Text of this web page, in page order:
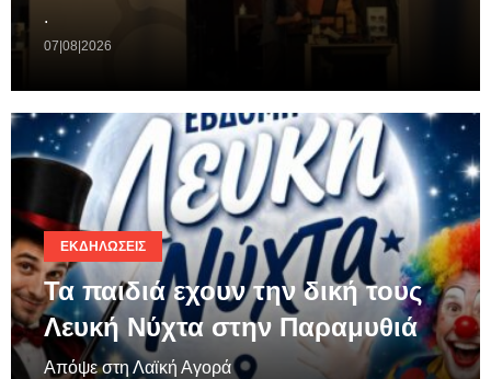
.
07|08|2026
ΕΚΔΗΛΏΣΕΙΣ
Τα παιδιά εχουν την δική τους
Λευκή Νύχτα στην Παραμυθιά
Απόψε στη Λαϊκή Αγορά